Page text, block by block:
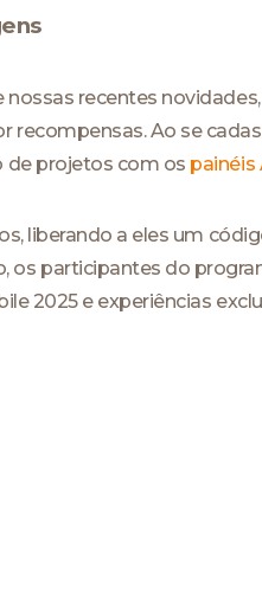
recentes
Ao se
de projetos com os painéis
liberando a eles um
os participantes do
2025 e experiências